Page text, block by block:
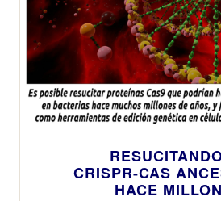
CRISPR-CAS
HACE